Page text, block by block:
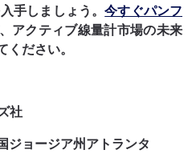
手しましょう。今すぐパンフ
、アクティブ線量計市場の未来
ください。
社
ジョージア州アトランタ